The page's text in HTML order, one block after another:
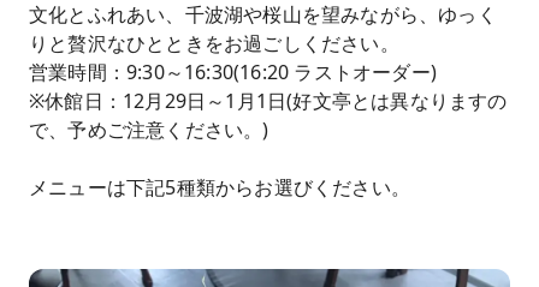
文化とふれあい、千波湖や桜山を望みながら、ゆっく
りと贅沢なひとときをお過ごしください。
営業時間：9:30～16:30(16:20 ラストオーダー)
※休館日：12月29日～1月1日(好文亭とは異なりますの
で、予めご注意ください。)
メニューは下記5種類からお選びください。